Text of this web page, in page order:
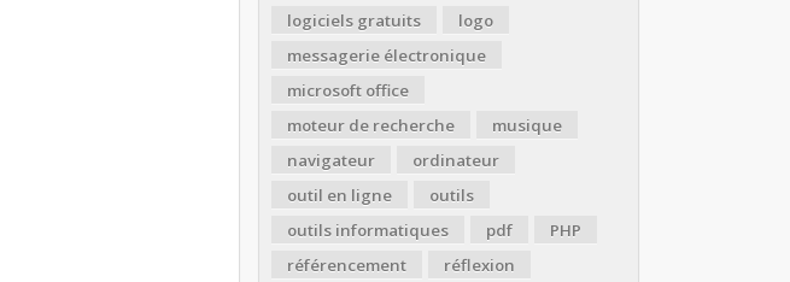
logiciels gratuits
logo
messagerie électronique
microsoft office
moteur de recherche
musique
navigateur
ordinateur
outil en ligne
outils
outils informatiques
pdf
PHP
référencement
réflexion